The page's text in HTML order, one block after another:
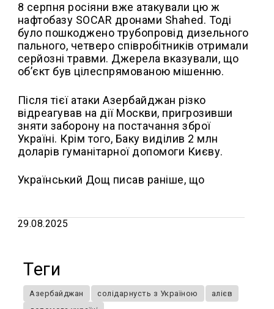
8 серпня росіяни вже атакували цю ж
нафтобазу SOCAR дронами Shahed. Тоді
було пошкоджено трубопровід дизельного
пального, четверо співробітників отримали
серйозні травми. Джерела вказували, що
об’єкт був цілеспрямованою мішенню.
Після тієї атаки Азербайджан різко
відреагував на дії Москви, пригрозивши
зняти заборону на постачання зброї
Україні. Крім того, Баку виділив 2 млн
доларів гуманітарної допомоги Києву.
Український Дощ писав раніше, що
29.08.2025
Теги
Азербайджан солідарнусть з Україною
алієв